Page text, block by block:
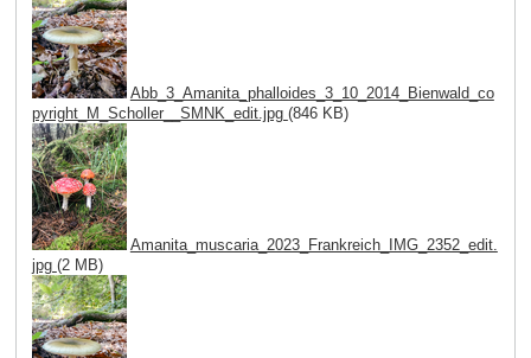
Abb_3_Amanita_phalloides_3_10_2014_Bienwald_co
pyright_M_Scholler__SMNK_edit.jpg (846 KB)
Amanita_muscaria_2023_Frankreich_IMG_2352_edit.
jpg (2 MB)